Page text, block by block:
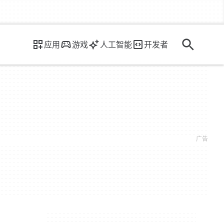
应用 游戏 人工智能 开发者